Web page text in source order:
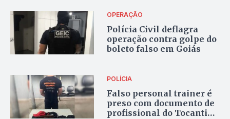
OPERAÇÃO
Polícia Civil deflagra
operação contra golpe do
boleto falso em Goiás
POLÍCIA
Falso personal trainer é
preso com documento de
profissional do Tocantins